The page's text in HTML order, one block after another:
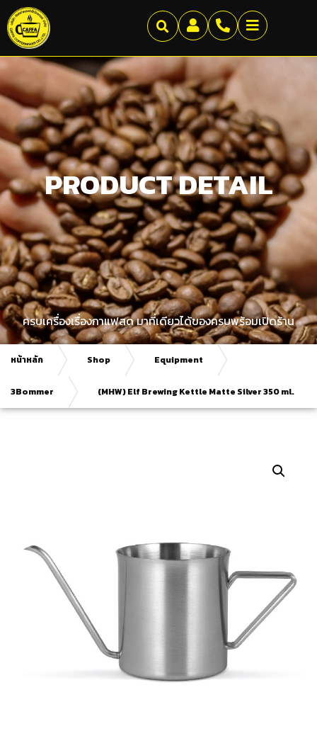
PRODUCT DETAIL
ครบเครื่องเรื่องกาแฟสด มาที่เดียวได้ของครบพร้อมเปิดร้าน
หน้าหลัก Shop Equipment
3Bommer (MHW) Elf Brewing Kettle Matte Silver 350 ml.